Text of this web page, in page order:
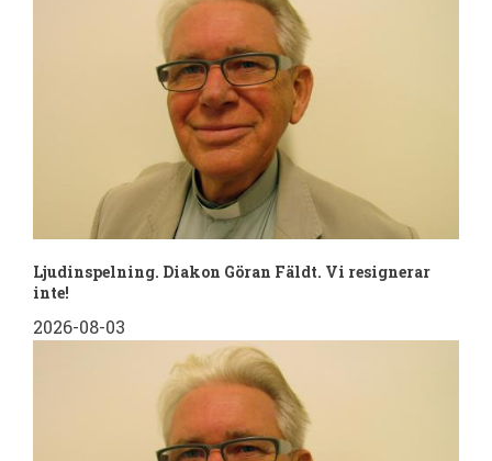
Ljudinspelning. Diakon Göran Fäldt. Vi resignerar
inte!
2026-08-03